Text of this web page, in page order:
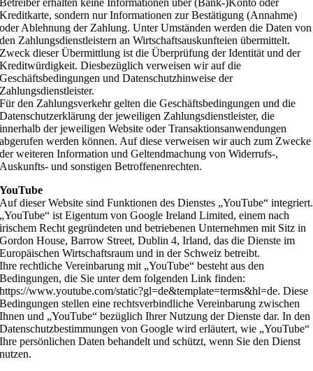
Betreiber erhalten keine Informationen über (Bank-)Konto oder
Kreditkarte, sondern nur Informationen zur Bestätigung (Annahme)
oder Ablehnung der Zahlung. Unter Umständen werden die Daten von
den Zahlungsdienstleistern an Wirtschaftsauskunfteien übermittelt.
Zweck dieser Übermittlung ist die Überprüfung der Identität und der
Kreditwürdigkeit. Diesbezüglich verweisen wir auf die
Geschäftsbedingungen und Datenschutzhinweise der
Zahlungsdienstleister.
Für den Zahlungsverkehr gelten die Geschäftsbedingungen und die
Datenschutzerklärung der jeweiligen Zahlungsdienstleister, die
innerhalb der jeweiligen Website oder Transaktionsanwendungen
abgerufen werden können. Auf diese verweisen wir auch zum Zwecke
der weiteren Information und Geltendmachung von Widerrufs-,
Auskunfts- und sonstigen Betroffenenrechten.
YouTube
Auf dieser Website sind Funktionen des Dienstes „YouTube“ integriert.
„YouTube“ ist Eigentum von Google Ireland Limited, einem nach
irischem Recht gegründeten und betriebenen Unternehmen mit Sitz in
Gordon House, Barrow Street, Dublin 4, Irland, das die Dienste im
Europäischen Wirtschaftsraum und in der Schweiz betreibt.
Ihre rechtliche Vereinbarung mit „YouTube“ besteht aus den
Bedingungen, die Sie unter dem folgenden Link finden:
https://www.youtube.com/static?gl=de&template=terms&hl=de. Diese
Bedingungen stellen eine rechtsverbindliche Vereinbarung zwischen
Ihnen und „YouTube“ bezüglich Ihrer Nutzung der Dienste dar. In den
Datenschutzbestimmungen von Google wird erläutert, wie „YouTube“
Ihre persönlichen Daten behandelt und schützt, wenn Sie den Dienst
nutzen.